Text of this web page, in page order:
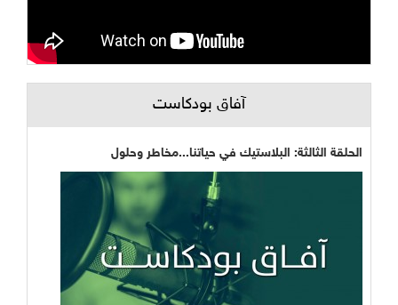
آفاق بودكاست
الحلقة الثالثة: البلاستيك في حياتنا...مخاطر وحلول